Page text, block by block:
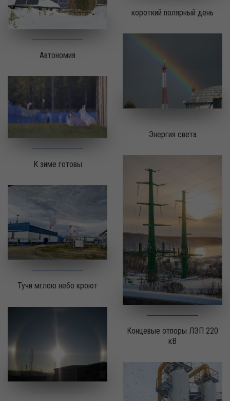
короткий полярный день
Автономия
Энергия света
К зиме готовы
Концевые отпоры ЛЭП 220
кВ
Тучи мглою небо кроют